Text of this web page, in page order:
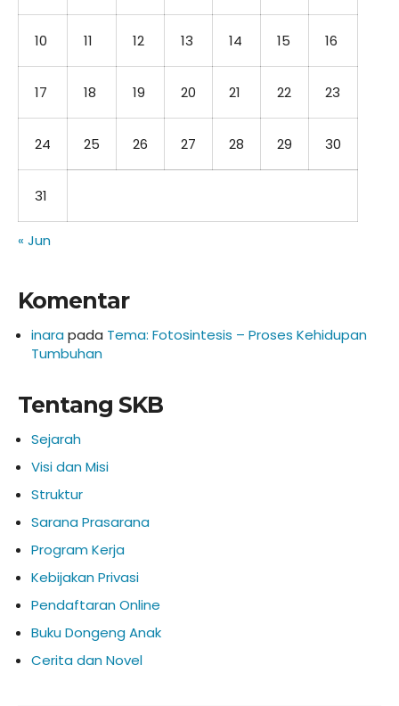
10 11 12 13 14 15 16
17 18 19 20 21 22 23
24 25 26 27 28 29 30
31
« Jun
Komentar
inara pada Tema: Fotosintesis – Proses Kehidupan
Tumbuhan
Tentang SKB
Sejarah
Visi dan Misi
Struktur
Sarana Prasarana
Program Kerja
Kebijakan Privasi
Pendaftaran Online
Buku Dongeng Anak
Cerita dan Novel